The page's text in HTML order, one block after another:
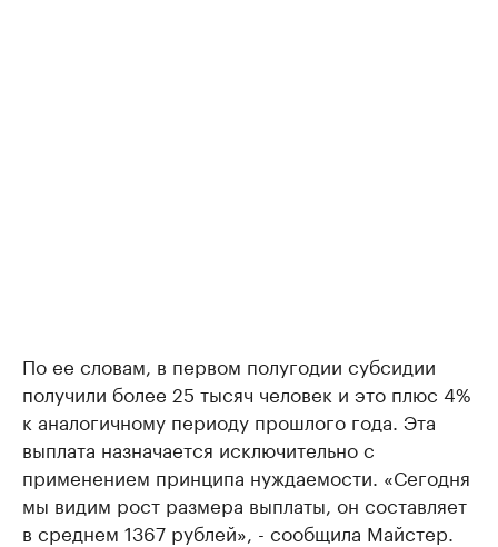
По ее словам, в первом полугодии субсидии
получили более 25 тысяч человек и это плюс 4%
к аналогичному периоду прошлого года. Эта
выплата назначается исключительно с
применением принципа нуждаемости. «Сегодня
мы видим рост размера выплаты, он составляет
в среднем 1367 рублей», - сообщила Майстер.